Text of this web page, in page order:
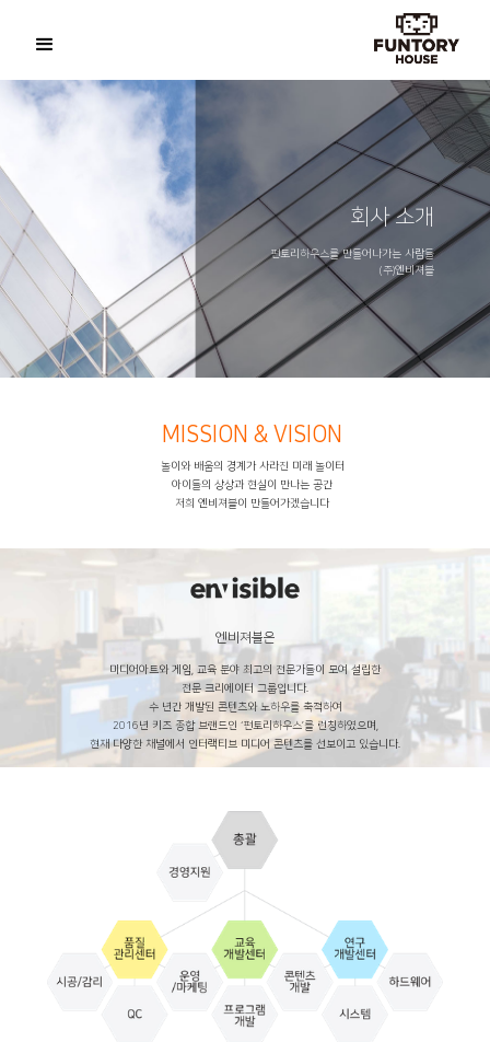
회사 소개
펀토리하우스를 만들어나가는 사람들
(주)엔비져블
MISSION & VISION
놀이와 배움의 경계가 사라진 미래 놀이터
아이들의 상상과 현실이 만나는 공간
저희 엔비져블이 만들어가겠습니다
엔비져블은
미디어아트와 게임, 교육 분야 최고의 전문가들이 모여 설립한
전문 크리에이터 그룹입니다.
수 년간 개발된 콘텐츠와 노하우를 축적하여
2016년 키즈 종합 브랜드인 ‘펀토리하우스’를 런칭하였으며,
현재 다양한 채널에서 인터랙티브 미디어 콘텐츠를 선보이고 있습니다.